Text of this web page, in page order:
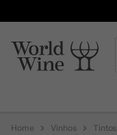
Vinhos Tintos
1º Maçanita